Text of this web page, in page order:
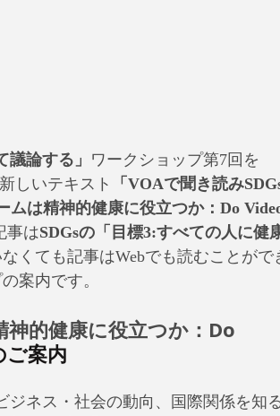
議論する」
ワークショップ第7回を
しいテキスト
「VOAで聞き読み
ムは精神的健康に役立つか：Do
事はSDGsの「目標3:すべての人に健
くても記事はWebでも読むことがで
案内です。
神的健康に役立つか：Do
ご案内
ジネス・社会の動向、国際関係を知